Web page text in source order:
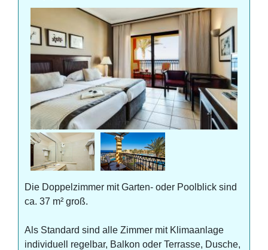
Die Doppelzimmer mit Garten- oder Poolblick sind
ca. 37 m² groß.
Als Standard sind alle Zimmer mit Klimaanlage
individuell regelbar, Balkon oder Terrasse, Dusche,